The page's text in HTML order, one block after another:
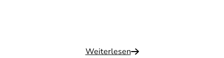
Weiterlesen